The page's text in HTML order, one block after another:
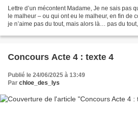
Lettre d’un mécontent Madame, Je ne sais pas
le malheur – ou qui ont eu le malheur, en fin de
je n’aime pas du tout, mais alors là… pas du
Concours Acte 4 : texte 4
Publié le 24/06/2025 à 13:49
Par chloe_des_lys